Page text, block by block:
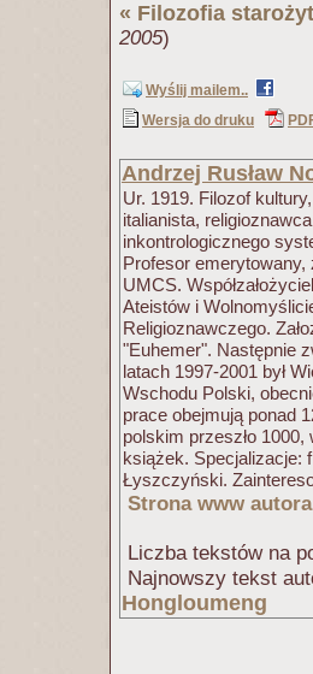
« Filozofia
2005)
Wyślij mailem..
Wersja do druku
Andrzej Rusław
Ur. 1919. Filozof
italianista,
inkontrologicznego
Profesor
UMCS.
Ateistów i
Religioznawczego.
"Euhemer". Następnie
latach 1997-2001 był
Wschodu Polski,
prace obejmują ponad
polskim przeszło
książek. Specjalizacje:
Łyszczyński.
Strona www autora
Liczba tekstów na
Najnowszy tekst
Hongloumeng